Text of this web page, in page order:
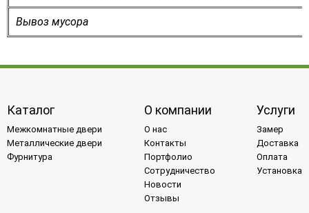
Вывоз мусора
Каталог
Межкомнатные двери
Металлические двери
Фурнитура
О компании
О нас
Контакты
Портфолио
Сотрудничество
Новости
Отзывы
Услуги
Замер
Доставка
Оплата
Установка